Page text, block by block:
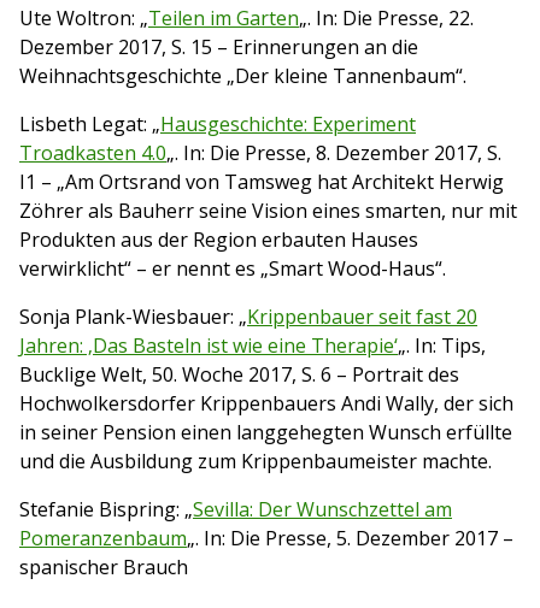
Ute Woltron: „Teilen im Garten„. In: Die Presse, 22.
Dezember 2017, S. 15 – Erinnerungen an die
Weihnachtsgeschichte „Der kleine Tannenbaum“.
Lisbeth Legat: „Hausgeschichte: Experiment
Troadkasten 4.0„. In: Die Presse, 8. Dezember 2017, S.
I1 – „Am Ortsrand von Tamsweg hat Architekt Herwig
Zöhrer als Bauherr seine Vision eines smarten, nur mit
Produkten aus der Region erbauten Hauses
verwirklicht“ – er nennt es „Smart Wood-Haus“.
Sonja Plank-Wiesbauer: „Krippenbauer seit fast 20
Jahren: ‚Das Basteln ist wie eine Therapie‘„. In: Tips,
Bucklige Welt, 50. Woche 2017, S. 6 – Portrait des
Hochwolkersdorfer Krippenbauers Andi Wally, der sich
in seiner Pension einen langgehegten Wunsch erfüllte
und die Ausbildung zum Krippenbaumeister machte.
Stefanie Bispring: „Sevilla: Der Wunschzettel am
Pomeranzenbaum„. In: Die Presse, 5. Dezember 2017 –
spanischer Brauch